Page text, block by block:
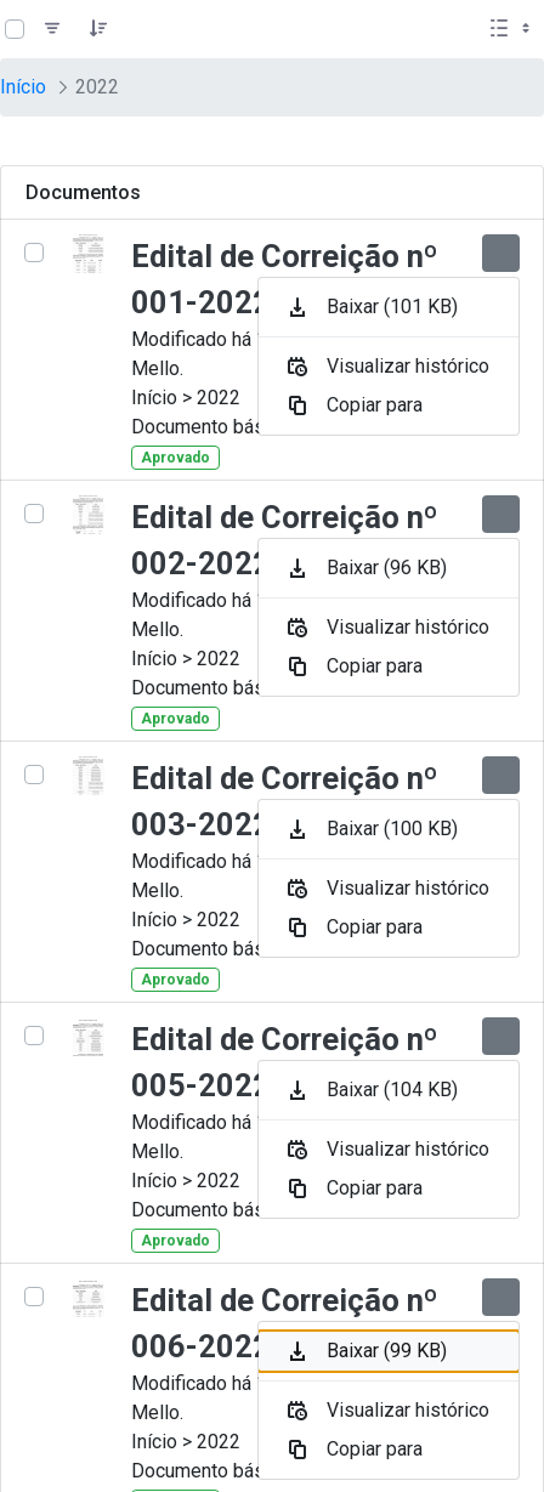
Pular para o Conteúdo principal
teste descricao
Início 2022
Documentos
Edital de Correição nº
001-2022
Modificado há 11 Meses por Artur
Mello.
Início > 2022
Documento básico
Aprovado
Edital de Correição nº
002-2022
Modificado há 11 Meses por Artur
Mello.
Início > 2022
Documento básico
Aprovado
Edital de Correição nº
003-2022
Modificado há 11 Meses por Artur
Mello.
Início > 2022
Documento básico
Aprovado
Edital de Correição nº
005-2022
Modificado há 11 Meses por Artur
Mello.
Início > 2022
Documento básico
Aprovado
Edital de Correição nº
006-2022
Modificado há 11 Meses por Artur
Mello.
Início > 2022
Documento básico
Baixar (101 KB)
Visualizar histórico
Copiar para
Baixar (96 KB)
Visualizar histórico
Copiar para
Baixar (100 KB)
Visualizar histórico
Copiar para
Baixar (104 KB)
Visualizar histórico
Copiar para
Baixar (99 KB)
Visualizar histórico
Copiar para